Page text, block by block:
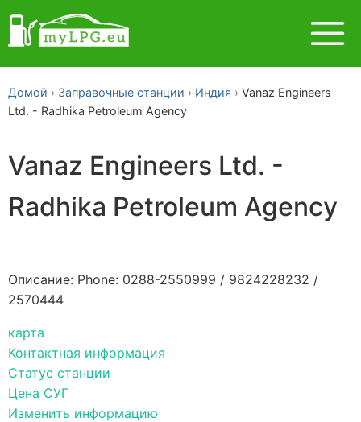
Домой Заправочные станции Индия
Vanaz Engineers
Ltd. - Radhika Petroleum Agency
Vanaz Engineers Ltd. -
Radhika Petroleum Agency
Описание: Phone: 0288-2550999 / 9824228232 /
2570444
карта
Контактная информация
Статус станции
Цена СУГ
Изменить информацию